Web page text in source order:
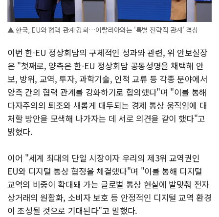
▲ 한국, EU와 협력 관계 강화…이탈리아와는 '특별 전략적 관계' 격상
이번 한-EU 정상회담의 구체적인 성과와 관련, 위 안보실장
은 "첫째로, 양측은 한-EU 정상회담 공동성명을 채택해 안
보, 방위, 교역, 투자, 과학기술, 인적 교류 등 각종 분야에서
양측 간의 협력 관계를 강화하기로 합의했다"며 "이를 통해
다자주의의 퇴조와 새롭게 대두되는 경제 통상 움직임에 대
처할 방안을 모색해 나가자는 데 서로 의견을 같이 했다"고
밝혔다.
이어 "세계 최대의 단일 시장이자 우리의 제3위 교역권인
EU와 디지털 통상 협정을 체결했다"며 "이를 통해 디지털
교역의 비중이 확대돼 가는 글로벌 통상 현실에 발맞춰 전자
상거래의 원활화, 소비자 보호 등 안정적인 디지털 교역 환경
이 조성될 것으로 기대된다"고 말했다.